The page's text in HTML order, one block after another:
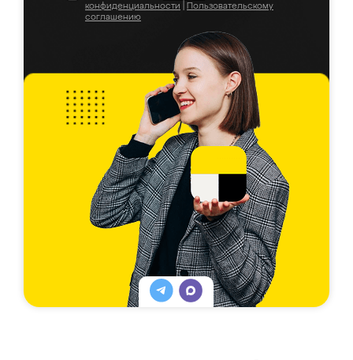
конфиденциальности
Пользовательскому
соглашению